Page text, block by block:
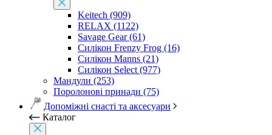
Keitech (909)
RELAX (1122)
Savage Gear (61)
Силікон Frenzy Frog (16)
Силікон Manns (21)
Силікон Select (977)
Мандули (253)
Поролонові принади (75)
Допоміжні снасті та аксесуари
Каталог